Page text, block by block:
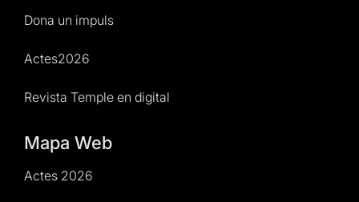
Dona un impuls
Actes2026
Revista Temple en digital
Mapa Web
Actes 2026